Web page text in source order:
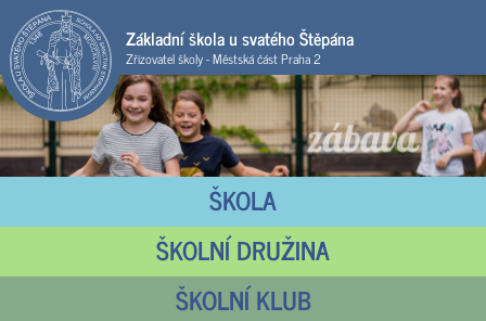
Základní škola u svatého Štěpána
Zřizovatel školy - Městská část Praha 2
ŠKOLA
ŠKOLNÍ DRUŽINA
ŠKOLNÍ KLUB